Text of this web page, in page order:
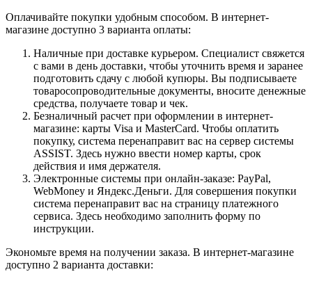
Оплачивайте покупки удобным способом. В интернет-
магазине доступно 3 варианта оплаты:
Наличные при доставке курьером. Специалист свяжется
с вами в день доставки, чтобы уточнить время и заранее
подготовить сдачу с любой купюры. Вы подписываете
товаросопроводительные документы, вносите денежные
средства, получаете товар и чек.
Безналичный расчет при оформлении в интернет-
магазине: карты Visa и MasterCard. Чтобы оплатить
покупку, система перенаправит вас на сервер системы
ASSIST. Здесь нужно ввести номер карты, срок
действия и имя держателя.
Электронные системы при онлайн-заказе: PayPal,
WebMoney и Яндекс.Деньги. Для совершения покупки
система перенаправит вас на страницу платежного
сервиса. Здесь необходимо заполнить форму по
инструкции.
Экономьте время на получении заказа. В интернет-магазине
доступно 2 варианта доставки: